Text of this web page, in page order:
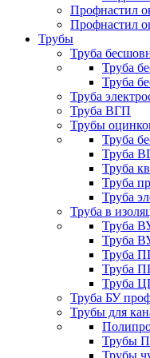
Профнастил
Профнастил
Трубы
Труба
Труба
Труба
Труба
Труба ВГП
Трубы
Труба
Труба
Труба
Труба
Труба
Труба в
Труба
Труба
Труба
Труба
Труба
Труба БУ
Трубы для
Трубы
Трубы